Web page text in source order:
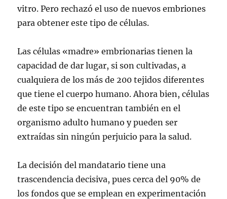
vitro. Pero rechazó el uso de nuevos embriones
para obtener este tipo de células.
Las células «madre» embrionarias tienen la
capacidad de dar lugar, si son cultivadas, a
cualquiera de los más de 200 tejidos diferentes
que tiene el cuerpo humano. Ahora bien, células
de este tipo se encuentran también en el
organismo adulto humano y pueden ser
extraídas sin ningún perjuicio para la salud.
La decisión del mandatario tiene una
trascendencia decisiva, pues cerca del 90% de
los fondos que se emplean en experimentación